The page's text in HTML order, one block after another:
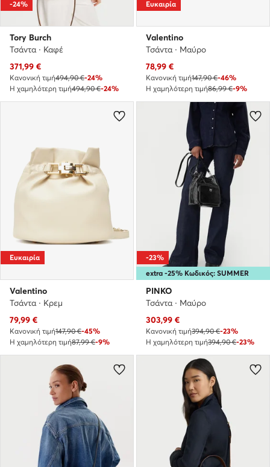
-24%
Tory Burch
Τσάντα · Καφέ
Τρέχουσα τιμή
371,99 €
Κανονική τιμή494,90 €-24%
Η χαμηλότερη τιμή494,90 €-24%
Ευκαιρία
Valentino
Τσάντα · Μαύρο
Τρέχουσα τιμή
78,99 €
Κανονική τιμή147,90 €-46%
Η χαμηλότερη τιμή86,99 €-9%
Ευκαιρία
Valentino
Τσάντα · Κρεμ
Τρέχουσα τιμή
79,99 €
Κανονική τιμή147,90 €-45%
Η χαμηλότερη τιμή87,99 €-9%
extra -25% Κωδικός: SUMMER
-23%
PINKO
Τσάντα · Μαύρο
Τρέχουσα τιμή
303,99 €
Κανονική τιμή394,90 €-23%
Η χαμηλότερη τιμή394,90 €-23%